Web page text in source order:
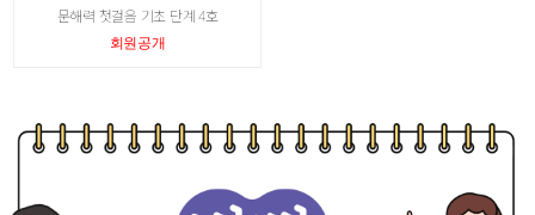
문해력 첫걸음 기초 단계 4호
회원공개